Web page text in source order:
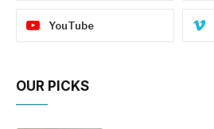
YouTube
OUR PICKS